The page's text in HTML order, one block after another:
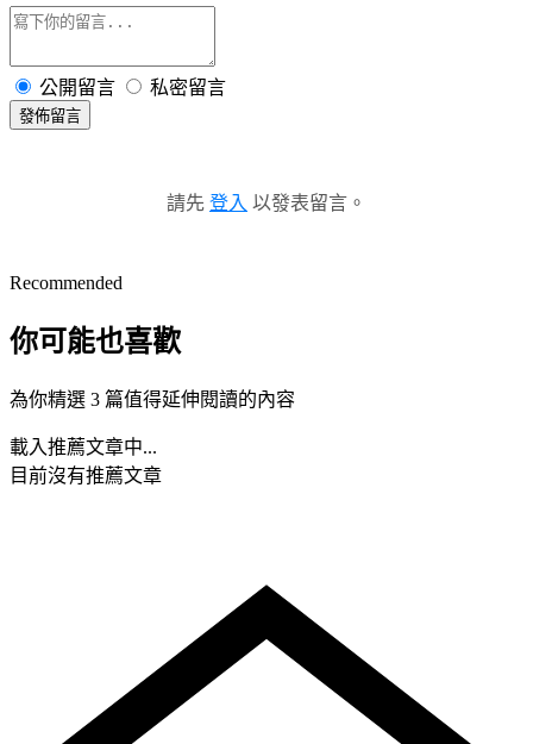
公開留言 私密留言
發佈留言
請先 登入 以發表留言。
Recommended
你可能也喜歡
為你精選 3 篇值得延伸閱讀的內容
載入推薦文章中...
目前沒有推薦文章